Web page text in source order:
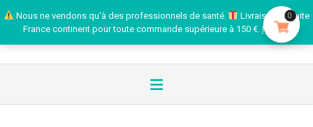
Nous ne vendons qu'à des professionnels de santé.
Livraison gratuite
France continent pour toute commande supérieure à 150 €. Ignorer
0